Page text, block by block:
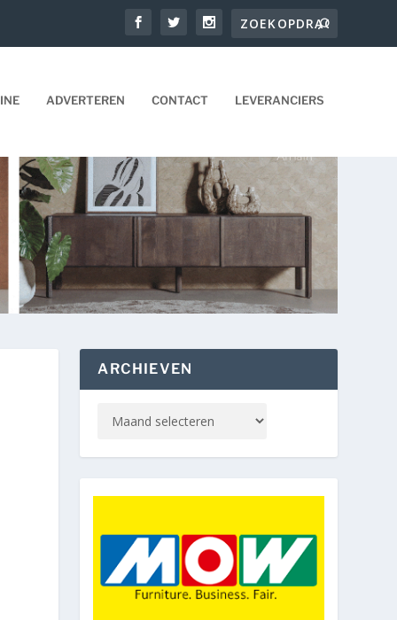
ADVERTEREN CONTACT LEVERANCIERS
ARCHIEVEN